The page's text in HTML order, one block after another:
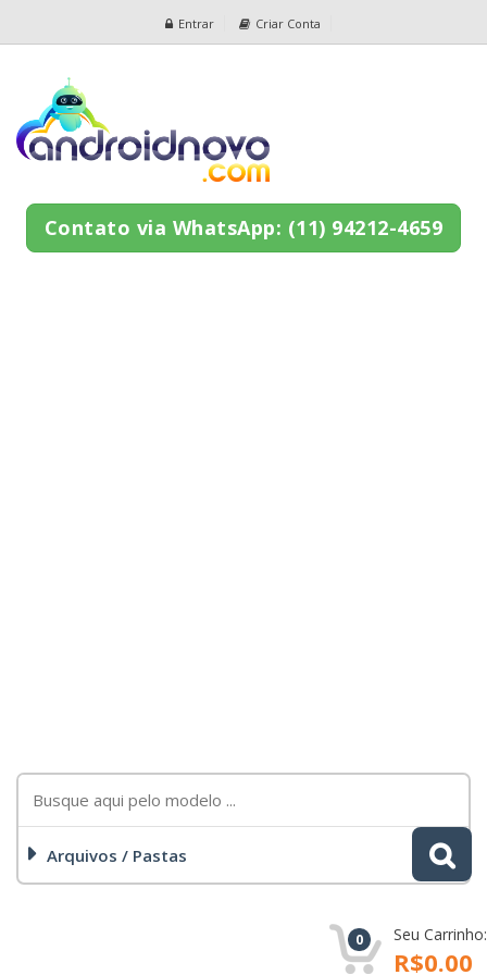
Entrar Criar Conta
Contato via WhatsApp: (11) 94212-4659
Arquivos / Pastas
0 Seu Carrinho:
R$0.00